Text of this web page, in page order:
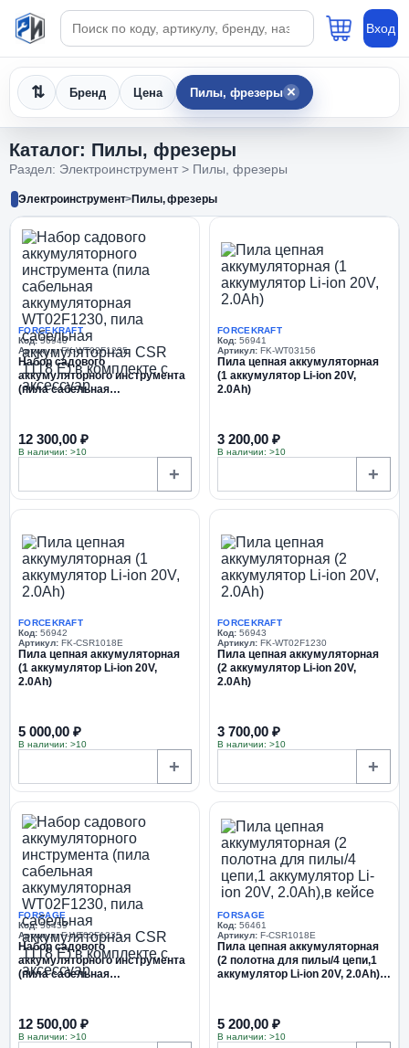
Поиск по каталогу
Вход
Бренд Цена Пилы, фрезеры ×
Каталог: Пилы, фрезеры
Раздел: Электроинструмент > Пилы, фрезеры
Электроинструмент>Пилы, фрезеры
FORCEKRAFT
Код:56940
Артикул:FK-WT02F1235
Набор cадового
аккумуляторного инструмента
(пила сабельная
комплекте с...
12 300,00 ₽
В наличии: >10
+
FORCEKRAFT
Код: 56941
Артикул: FK-WT03156
Пила цепная аккумуляторная
(1 аккумулятор Li-ion 20V,
2.0Ah)
3 200,00 ₽
В наличии: >10
+
FORCEKRAFT
Код: 56942
Артикул: FK-CSR1018E
Пила цепная аккумуляторная
(1 аккумулятор Li-ion 20V,
2.0Ah)
5 000,00 ₽
В наличии: >10
+
FORCEKRAFT
Код: 56943
Артикул: FK-WT02F1230
Пила цепная аккумуляторная
(2 аккумулятор Li-ion 20V,
2.0Ah)
3 700,00 ₽
В наличии: >10
+
FORSAGE
Код:56459
Артикул:F-WT02F1235
Набор cадового
аккумуляторного инструмента
(пила сабельная
комплекте с...
12 500,00 ₽
В наличии: >10
FORSAGE
Код: 56461
Артикул: F-CSR1018E
Пила цепная аккумуляторная
(2 полотна для пилы/4 цепи,1
аккумулятор Li-ion 20V, 2.0Ah),в
5 200,00 ₽
В наличии: >10